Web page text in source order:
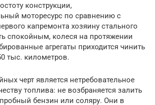
конструкции,
моторесурс по сравнению с
капремонта хозяину стального
спокойным, колеся на протяжении
агрегаты приходится чинить
тыс. километров.
черт является нетребовательное
топлива: не возбраняется залить
бензин или соляру. Они в